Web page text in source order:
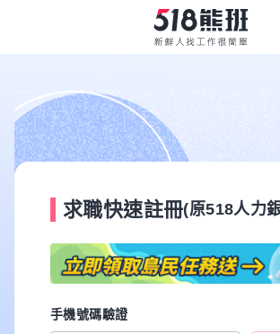
求職快速註冊(原518人力
手機號碼驗證